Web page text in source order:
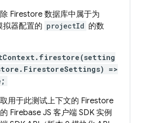
Firestore 数据库中属于为
器配置的 projectId 的数
=>
用于此测试上下文的 Firestore
Firebase JS 客户端 SDK 实例